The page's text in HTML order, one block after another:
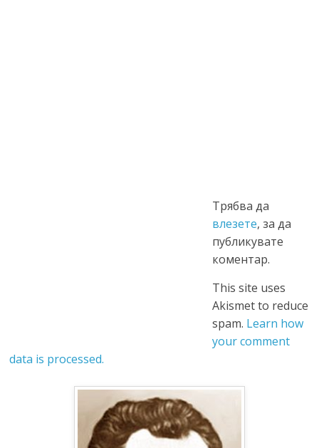
Трябва да
влезете, за да
публикувате
коментар.
This site uses
Akismet to reduce
spam. Learn how
your comment
data is processed.